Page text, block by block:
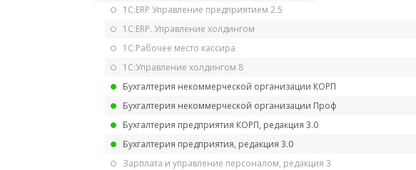
1С:ERP Управление предприятием 2.5
1С:ERP. Управление холдингом
1С:Рабочее место кассира
1С:Управление холдингом 8
Бухгалтерия некоммерческой организации КОРП
Бухгалтерия некоммерческой организации Проф
Бухгалтерия предприятия КОРП, редакция 3.0
Бухгалтерия предприятия, редакция 3.0
Зарплата и управление персоналом, редакция 3